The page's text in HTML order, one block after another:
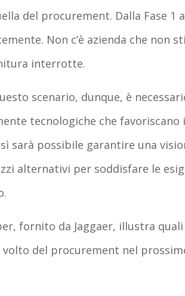
del procurement. Dalla Fase 1
Non c’è azienda che non
interrotte.
scenario, dunque, è
tecnologiche che
sarà possibile garantire una
alternativi per soddisfare le
fornito da Jaggaer, illustra quali
volto del procurement nel